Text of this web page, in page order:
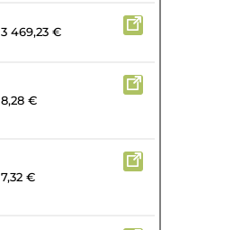
3 469,23 €
8,28 €
7,32 €